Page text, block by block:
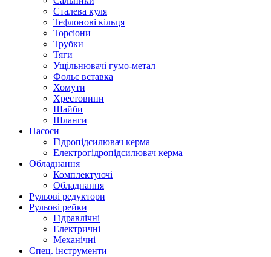
Сталева куля
Тефлонові кільця
Торсіони
Трубки
Тяги
Ущільнювачі гумо-метал
Фольє вставка
Хомути
Хрестовини
Шайби
Шланги
Насоси
Гідропідсилювач керма
Електрогідропідсилювач керма
Обладнання
Комплектуючі
Обладнання
Рульові редуктори
Рульові рейки
Гідравлічні
Електричні
Механічні
Спец. інструменти